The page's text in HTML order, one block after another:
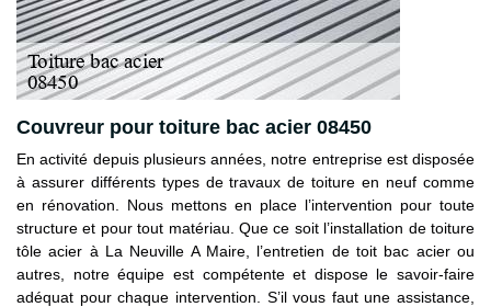
Couvreur pour toiture bac acier 08450
En activité depuis plusieurs années, notre entreprise est disposée
à assurer différents types de travaux de toiture en neuf comme
en rénovation. Nous mettons en place l’intervention pour toute
structure et pour tout matériau. Que ce soit l’installation de toiture
tôle acier à La Neuville A Maire, l’entretien de toit bac acier ou
autres, notre équipe est compétente et dispose le savoir-faire
adéquat pour chaque intervention. S’il vous faut une assistance,